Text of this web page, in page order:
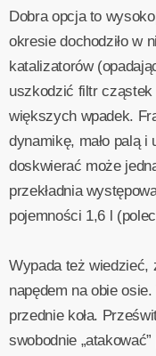
Dobra opcja to
okresie dochodziło w
katalizatorów
uszkodzić filtr cząstek
większych wpadek.
dynamikę, mało palą i
doskwierać może
przekładnia
pojemności 1,6 l
Wypada też wiedzieć,
napędem na obie
przednie koła.
swobodnie